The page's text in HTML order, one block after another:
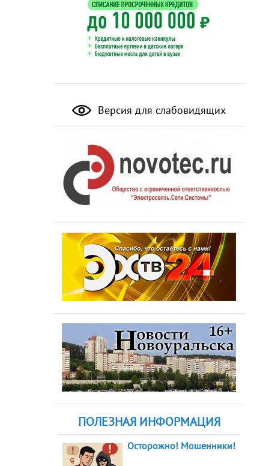
Версия для слабовидящих
ПОЛЕЗНАЯ ИНФОРМАЦИЯ
Осторожно! Мошенники!